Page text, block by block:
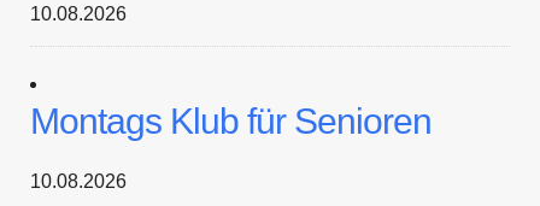
10.08.2026
Montags Klub für Senioren
10.08.2026